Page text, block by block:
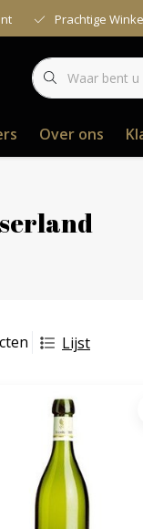
Prachtige
Over ons
Lijst